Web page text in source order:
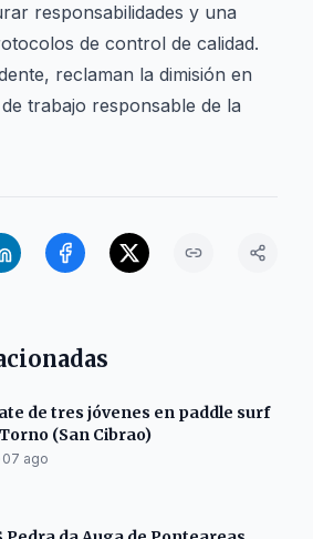
responsabilidades y una
de control de calidad.
reclaman la dimisión en
trabajo responsable de la
de tres jóvenes en paddle surf
(San Cibrao)
07 ago